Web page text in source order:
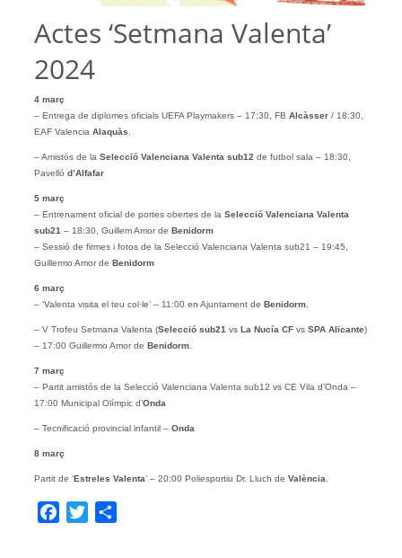
Actes ‘Setmana Valenta’
2024
4 març
– Entrega de diplomes oficials UEFA Playmakers – 17:30, FB Alcàsser/ 18:30,
EAF Valencia Alaquàs
– Amistós de la Selecció Valenciana Valenta sub12 de futbol sala – 18:30,
Pavelló d’Alfafar
5 març
– Entrenament oficial de portes obertes de la Selecció Valenciana Valenta
sub21 – 18:30, Guillem Amor de Benidorm
– Sessió de firmes i fotos de la Selecció Valenciana Valenta sub21 – 19:45,
Guillermo Amor de Benidorm
6 març
– ‘Valenta visita el teu col·le’ – 11:00 en Ajuntament de Benidorm.
– V Trofeu Setmana Valenta (Selecció sub21 vs La Nucía CFvs SPA Alicante)
– 17:00 Guillermo Amor de Benidorm.
7 març
– Partit amistós de la Selecció Valenciana Valenta sub12 vs CE Vila d’Onda –
17:00 Municipal Olímpic d’Onda
– Tecnificació provincial infantil – Onda
8 març
Partit de ‘Estreles Valenta’ – 20:00 Poliesportiu Dr. Lluch de València
Facebook
Twitter